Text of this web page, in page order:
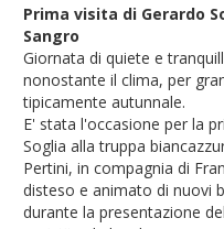
Prima visita di Gerardo
Sangro
Giornata di quiete e
nonostante il clima, per
tipicamente autunnale.
E' stata l'occasione per la
Soglia alla truppa
Pertini, in compagnia di
disteso e animato di nuovi
durante la presentazione